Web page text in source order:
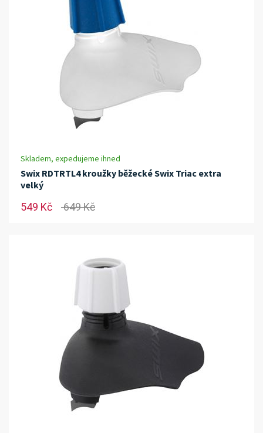
Skladem, expedujeme ihned
Swix RDTRTL4 kroužky běžecké Swix Triac extra
velký
549 Kč 649 Kč